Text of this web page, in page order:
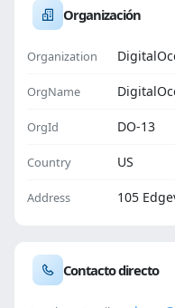
Organización
Organization
OrgName
OrgId DO-13
Country US
Address 105
Contacto directo